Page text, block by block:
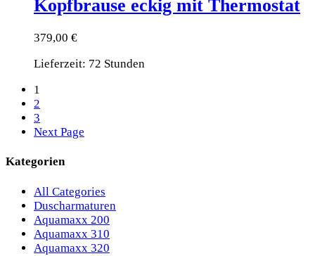
Kopfbrause eckig mit Thermostat
379,00 €
Lieferzeit: 72 Stunden
1
2
3
Next Page
Kategorien
All Categories
Duscharmaturen
Aquamaxx 200
Aquamaxx 310
Aquamaxx 320